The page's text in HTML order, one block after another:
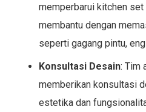
memperbarui kitchen
membantu dengan
seperti gagang pintu,
Konsultasi Desain: Tim
memberikan konsultasi
estetika dan